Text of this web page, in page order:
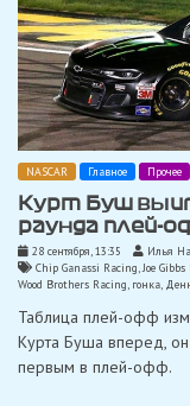
NASCAR Главное Прочее
Курт Буш
раунда плей-
28 сентября, 13:35
Илья
Chip Ganassi Racing,Joe
Wood Brothers Racing, гонка,
Таблица плей-офф
Курта Буша вперед,
первым в плей-офф.